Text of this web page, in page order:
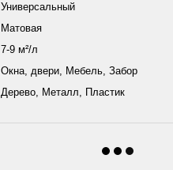
Универсальный
Матовая
7-9 м²/л
Окна, двери, Мебель, Забор
Дерево, Металл, Пластик